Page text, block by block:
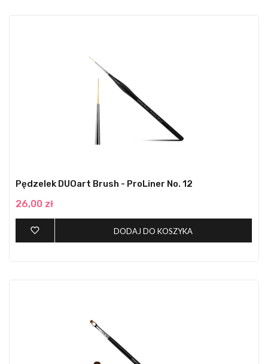
Pędzelek DUOart Brush - ProLiner No. 12
26,00 zł
DODAJ DO KOSZYKA